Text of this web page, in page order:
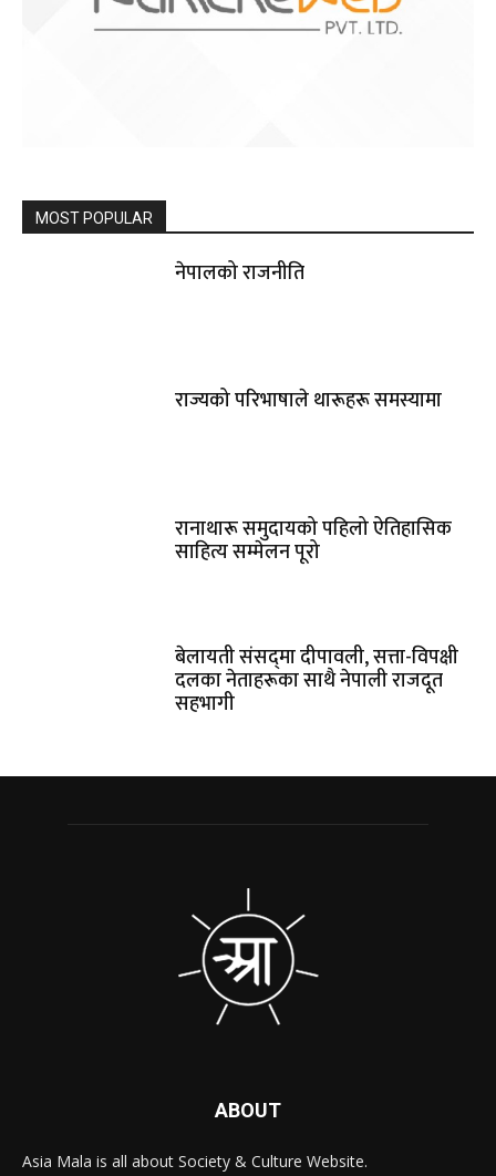
MOST POPULAR
नेपालको राजनीति
राज्यको परिभाषाले थारूहरू समस्यामा
रानाथारू समुदायको पहिलो ऐतिहासिक
साहित्य सम्मेलन पूरो
बेलायती संसद्‌मा दीपावली‚ सत्ता-विपक्षी
दलका नेताहरूका साथै नेपाली राजदूत
सहभागी
ABOUT
Asia Mala is all about Society & Culture Website.